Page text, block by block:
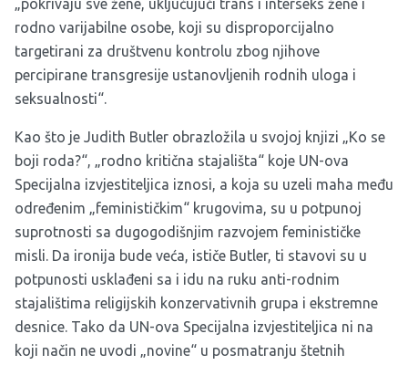
„pokrivaju sve žene, uključujući trans i interseks žene i
rodno varijabilne osobe, koji su disproporcijalno
targetirani za društvenu kontrolu zbog njihove
percipirane transgresije ustanovljenih rodnih uloga i
seksualnosti“.
Kao što je Judith Butler obrazložila u svojoj knjizi „Ko se
boji roda?“, „rodno kritična stajališta“ koje UN-ova
Specijalna izvjestiteljica iznosi, a koja su uzeli maha među
određenim „feminističkim“ krugovima, su u potpunoj
suprotnosti sa dugogodišnjim razvojem feminističke
misli. Da ironija bude veća, ističe Butler, ti stavovi su u
potpunosti usklađeni sa i idu na ruku anti-rodnim
stajalištima religijskih konzervativnih grupa i ekstremne
desnice. Tako da UN-ova Specijalna izvjestiteljica ni na
koji način ne uvodi „novine“ u posmatranju štetnih